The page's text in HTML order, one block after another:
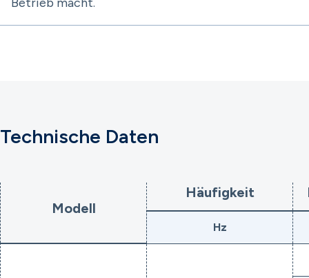
Technische Daten
Modell
Häufigkeit
Hz